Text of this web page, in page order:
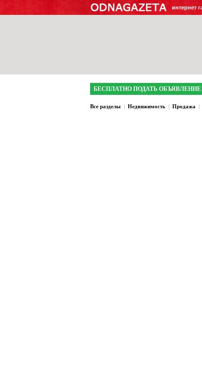
интернет
БЕСПЛАТНО ПОДАТЬ ОБЪЯВЛЕНИЕ
Все разделы | Недвижимость | Продажа |